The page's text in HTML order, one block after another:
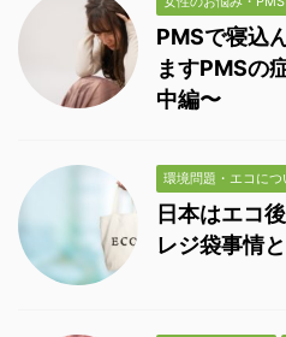
PMSで寝込
ますPMSの
中編〜
環境問題・エコにつ
日本はエコ
レジ袋事情